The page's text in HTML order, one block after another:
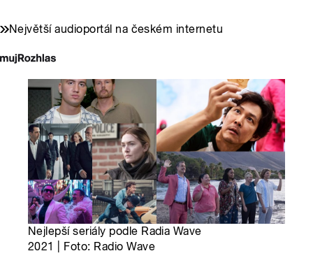
Největší audioportál na českém internetu
Nejlepší seriály podle Radia Wave
2021 | Foto: Radio Wave